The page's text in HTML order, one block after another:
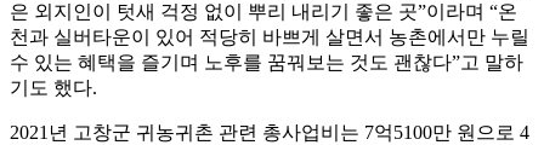
은 외지인이 텃새 걱정 없이 뿌리 내리기 좋은 곳”이라며 “온
천과 실버타운이 있어 적당히 바쁘게 살면서 농촌에서만 누릴
수 있는 혜택을 즐기며 노후를 꿈꿔보는 것도 괜찮다”고 말하
기도 했다.
2021년 고창군 귀농귀촌 관련 총사업비는 7억5100만 원으로 4